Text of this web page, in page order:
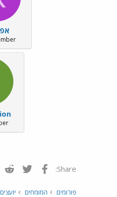
Share: פייסבוק
פורומים המומחים יועצים